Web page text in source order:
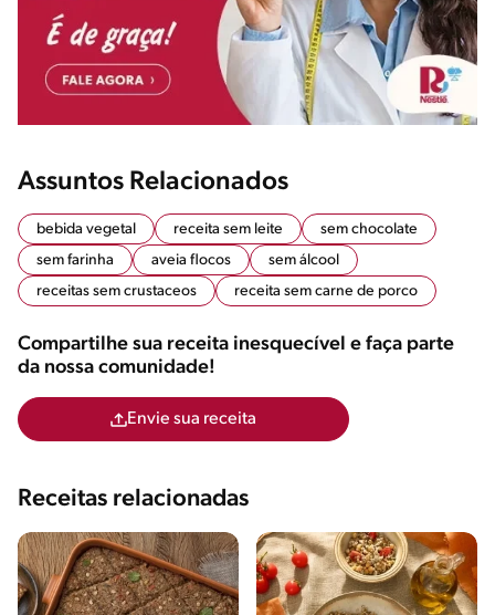
Assuntos Relacionados
bebida vegetal receita sem leite
sem chocolate
sem farinha
aveia flocos
sem álcool
receitas sem crustaceos
receita sem carne de porco
Compartilhe sua receita inesquecível e faça parte
da nossa comunidade!
Envie sua receita
Receitas relacionadas